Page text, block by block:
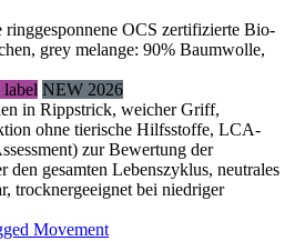
ringgesponnene OCS zertifizierte Bio-
grey melange: 90% Baumwolle,
label NEW 2026
in Rippstrick, weicher Griff,
ohne tierische Hilfsstoffe, LCA-
zur Bewertung der
gesamten Lebenszyklus, neutrales
trocknergeeignet bei niedriger
Movement